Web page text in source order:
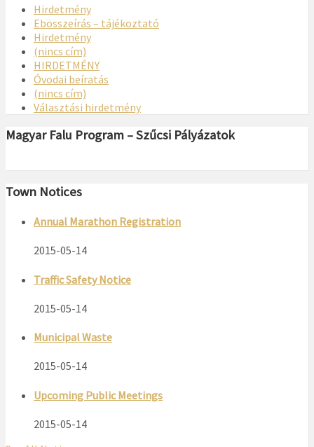
Hirdetmény
Ebösszeírás – tájékoztató
Hirdetmény
(nincs cím)
HIRDETMÉNY
Óvodai beíratás
(nincs cím)
Választási hirdetmény
Magyar Falu Program – Szűcsi Pályázatok
Town Notices
Annual Marathon Registration
2015-05-14
Traffic Safety Notice
2015-05-14
Municipal Waste
2015-05-14
Upcoming Public Meetings
2015-05-14